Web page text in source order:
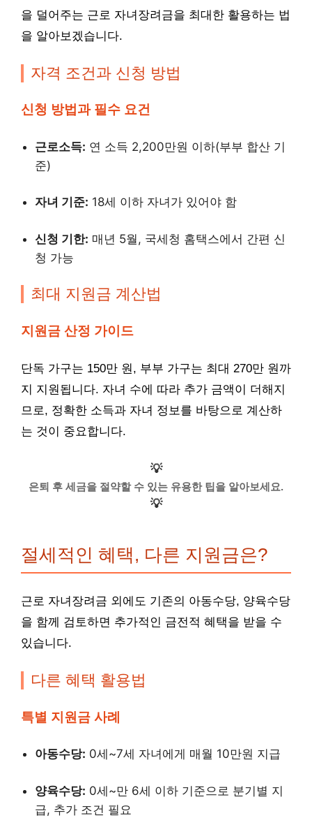
을 덜어주는 근로 자녀장려금을 최대한 활용하는 법
을 알아보겠습니다.
자격 조건과 신청 방법
신청 방법과 필수 요건
근로소득: 연 소득 2,200만원 이하(부부 합산 기
준)
자녀 기준: 18세 이하 자녀가 있어야 함
신청 기한: 매년 5월, 국세청 홈택스에서 간편 신
청 가능
최대 지원금 계산법
지원금 산정 가이드
단독 가구는 150만 원, 부부 가구는 최대 270만 원까
지 지원됩니다. 자녀 수에 따라 추가 금액이 더해지
므로, 정확한 소득과 자녀 정보를 바탕으로 계산하
는 것이 중요합니다.
💡
은퇴 후 세금을 절약할 수 있는 유용한 팁을 알아보세요.
💡
절세적인 혜택, 다른 지원금은?
근로 자녀장려금 외에도 기존의 아동수당, 양육수당
을 함께 검토하면 추가적인 금전적 혜택을 받을 수
있습니다.
다른 혜택 활용법
특별 지원금 사례
아동수당: 0세~7세 자녀에게 매월 10만원 지급
양육수당: 0세~만 6세 이하 기준으로 분기별 지
급, 추가 조건 필요